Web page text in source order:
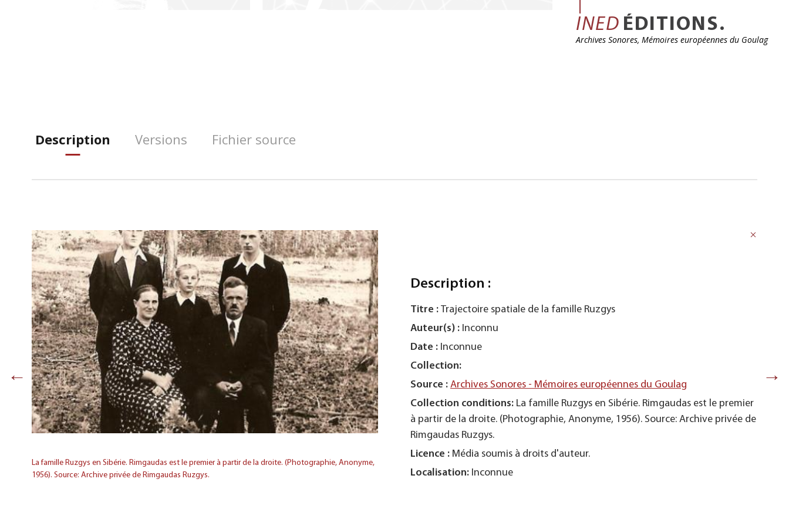
INED ÉDITIONS.
Archives Sonores, Mémoires européennes du Goulag
Description Versions Fichier source
←
La famille Ruzgys en Sibérie. Rimgaudas est le premier à partir de la droite. (Photographie, Anonyme,
1956). Source: Archive privée de Rimgaudas Ruzgys.
Description :
Titre : Trajectoire spatiale de la famille Ruzgys
Auteur(s) : Inconnu
Date : Inconnue
Collection:
Source : Archives Sonores - Mémoires européennes du Goulag
Collection conditions: La famille Ruzgys en Sibérie. Rimgaudas est le premier
à partir de la droite. (Photographie, Anonyme, 1956). Source: Archive privée de
Rimgaudas Ruzgys.
Licence : Média soumis à droits d'auteur.
Localisation: Inconnue
→